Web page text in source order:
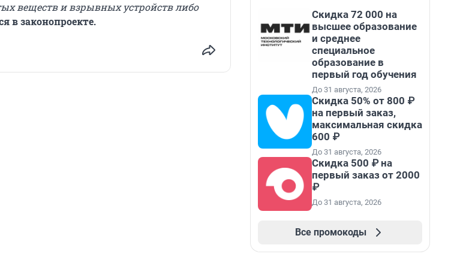
веществ и взрывных устройств либо
в законопроекте.
Скидка 72 000 на
высшее образование
и среднее
специальное
образование в
первый год обучения
До 31 августа, 2026
Скидка 50% от 800 ₽
на первый заказ,
максимальная скидка
600 ₽
До 31 августа, 2026
Скидка 500 ₽ на
первый заказ от 2000
₽
До 31 августа, 2026
Все промокоды